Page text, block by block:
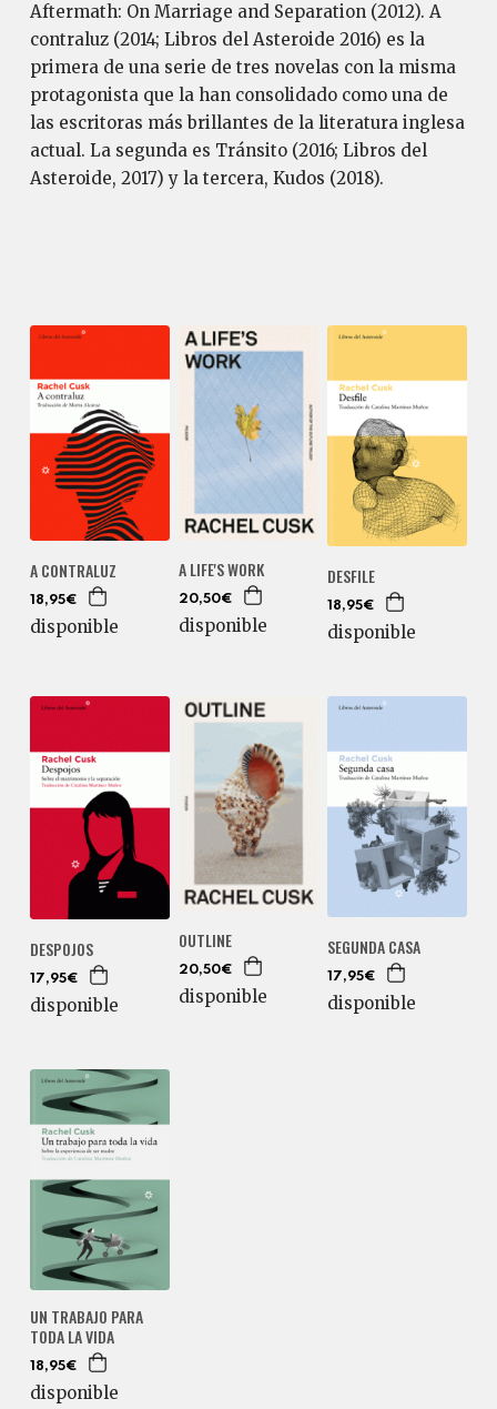
Aftermath: On Marriage and Separation (2012). A
contraluz (2014; Libros del Asteroide 2016) es la
primera de una serie de tres novelas con la misma
protagonista que la han consolidado como una de
las escritoras más brillantes de la literatura inglesa
actual. La segunda es Tránsito (2016; Libros del
Asteroide, 2017) y la tercera, Kudos (2018).
A CONTRALUZ
18,95€
disponible
A LIFE'S WORK
20,50€
disponible
DESFILE
18,95€
disponible
DESPOJOS
17,95€
disponible
OUTLINE
20,50€
disponible
SEGUNDA CASA
17,95€
disponible
UN TRABAJO PARA
TODA LA VIDA
18,95€
disponible